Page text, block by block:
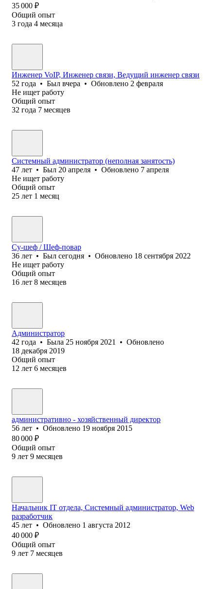
35 000 ₽
Общий опыт
3 года 4 месяца
Инженер VoIP, Инженер связи, Ведущий инженер связи
52 года • Был вчера • Обновлено 2 февраля
Не ищет работу
Общий опыт
32 года 7 месяцев
Системный администратор (неполная занятость)
47 лет • Был 20 апреля • Обновлено 7 апреля
Не ищет работу
Общий опыт
25 лет 1 месяц
Су-шеф / Шеф-повар
36 лет • Был сегодня • Обновлено 18 сентября 2022
Не ищет работу
Общий опыт
16 лет 8 месяцев
Администратор
42 года • Была 25 ноября 2021 • Обновлено
18 декабря 2019
Общий опыт
12 лет 6 месяцев
административно - хозяйственный директор
56 лет • Обновлено 19 ноября 2015
80 000 ₽
Общий опыт
9 лет 9 месяцев
Начальник IT отдела, Системный администратор, Web
разработчик
45 лет • Обновлено 1 августа 2012
40 000 ₽
Общий опыт
9 лет 7 месяцев